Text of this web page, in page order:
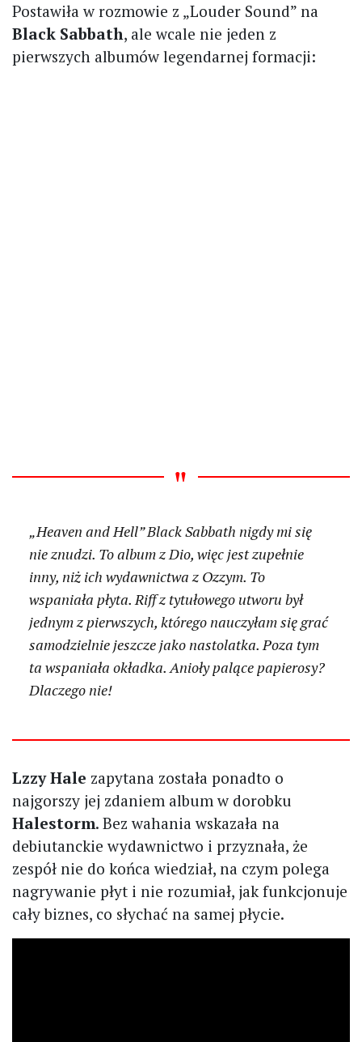
Postawiła w rozmowie z „Louder Sound” na
Black Sabbath, ale wcale nie jeden z
pierwszych albumów legendarnej formacji:
„Heaven and Hell” Black Sabbath nigdy mi się
nie znudzi. To album z Dio, więc jest zupełnie
inny, niż ich wydawnictwa z Ozzym. To
wspaniała płyta. Riff z tytułowego utworu był
jednym z pierwszych, którego nauczyłam się grać
samodzielnie jeszcze jako nastolatka. Poza tym
ta wspaniała okładka. Anioły palące papierosy?
Dlaczego nie!
Lzzy Hale zapytana została ponadto o
najgorszy jej zdaniem album w dorobku
Halestorm. Bez wahania wskazała na
debiutanckie wydawnictwo i przyznała, że
zespół nie do końca wiedział, na czym polega
nagrywanie płyt i nie rozumiał, jak funkcjonuje
cały biznes, co słychać na samej płycie.